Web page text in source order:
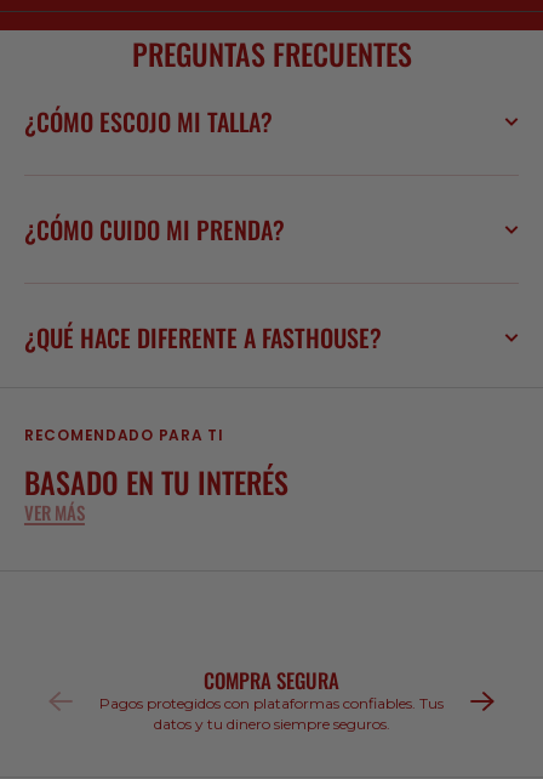
PREGUNTAS FRECUENTES
¿CÓMO ESCOJO MI TALLA?
¿CÓMO CUIDO MI PRENDA?
¿QUÉ HACE DIFERENTE A FASTHOUSE?
RECOMENDADO PARA TI
BASADO EN TU INTERÉS
VER MÁS
COMPRA SEGURA
Pagos protegidos con plataformas confiables. Tus
datos y tu dinero siempre seguros.